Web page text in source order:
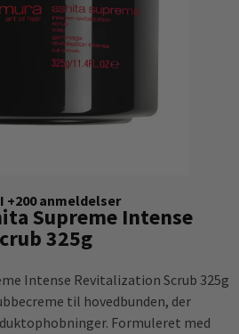
+200 anmeldelser
Supreme Intense
325g
Intense Revitalization Scrub 325g
til hovedbunden, der
Formuleret med